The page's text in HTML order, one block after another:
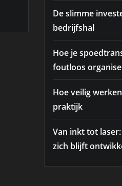
De slimme
bedrijfshal
Hoe je
foutloos
Hoe veilig
praktijk
Van inkt tot
zich blijft